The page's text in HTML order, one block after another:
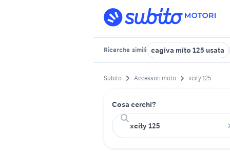
Ricerche simili cagiva mito 125 usata
Subito Accessori moto xcity 125
Cosa cerchi?